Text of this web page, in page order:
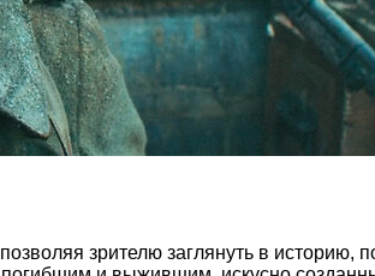
зрителю заглянуть в историю,